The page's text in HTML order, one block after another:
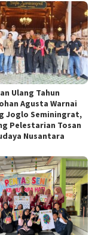
Ulang Tahun
Agusta Warnai
Joglo Seminingrat,
Pelestarian Tosan
Nusantara